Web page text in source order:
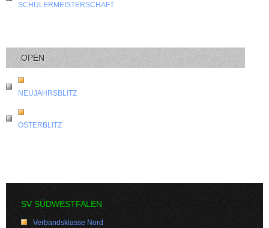
SCHÜLERMEISTERSCHAFT
OPEN
NEUJAHRSBLITZ
OSTERBLITZ
SV SÜDWESTFALEN
Verbandsklasse Nord